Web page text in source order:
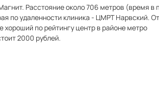
Расстояние около 706 метров (время в
по удаленности клиника - ЦМРТ Нарвский. От
по рейтингу центр в районе метро
2000 рублей.